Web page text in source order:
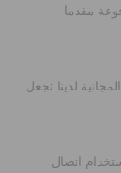
مقدما
لدينا تجعل